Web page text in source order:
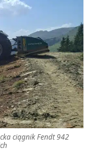
ciągnik Fendt 942